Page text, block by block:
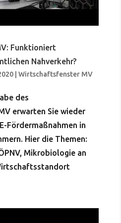
Funktioniert
Nahverkehr?
| Wirtschaftsfenster MV
des
erwarten Sie wieder
Fördermaßnahmen in
Hier die Themen:
Mikrobiologie an